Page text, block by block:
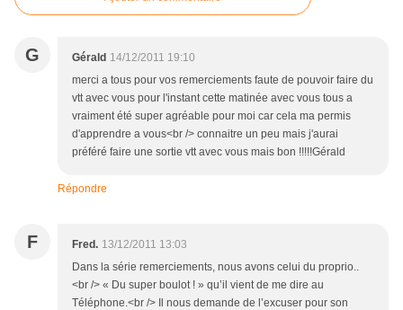
G Gérald 14/12/2011 19:10
merci a tous pour vos remerciements faute de pouvoir faire du
vtt avec vous pour l'instant cette matinée avec vous tous a
vraiment été super agréable pour moi car cela ma permis
d'apprendre a vous<br /> connaitre un peu mais j'aurai
préféré faire une sortie vtt avec vous mais bon !!!!!Gérald
Répondre
F Fred. 13/12/2011 13:03
Dans la série remerciements, nous avons celui du proprio..
<br /> « Du super boulot ! » qu’il vient de me dire au
Téléphone.<br /> Il nous demande de l’excuser pour son